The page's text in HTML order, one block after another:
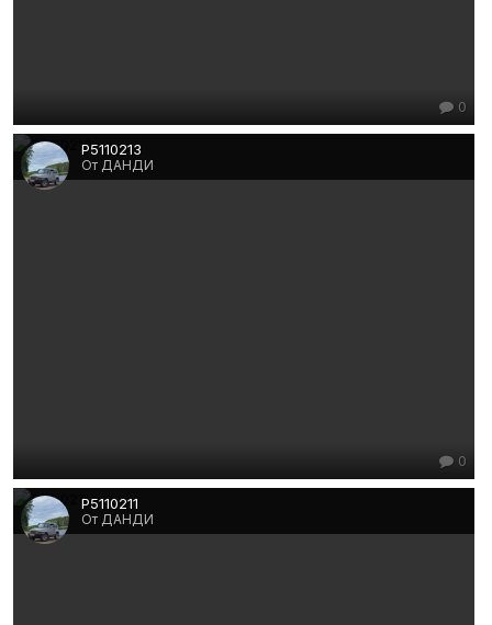
0
P5110213
От ДАНДИ
0
P5110211
От ДАНДИ